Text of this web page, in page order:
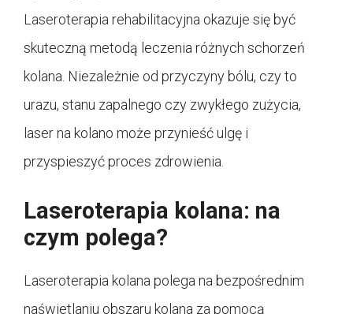
Laseroterapia rehabilitacyjna okazuje się być
skuteczną metodą leczenia różnych schorzeń
kolana. Niezależnie od przyczyny bólu, czy to
urazu, stanu zapalnego czy zwykłego zużycia,
laser na kolano może przynieść ulgę i
przyspieszyć proces zdrowienia.
Laseroterapia kolana: na
czym polega?
Laseroterapia kolana polega na bezpośrednim
naświetlaniu obszaru kolana za pomocą